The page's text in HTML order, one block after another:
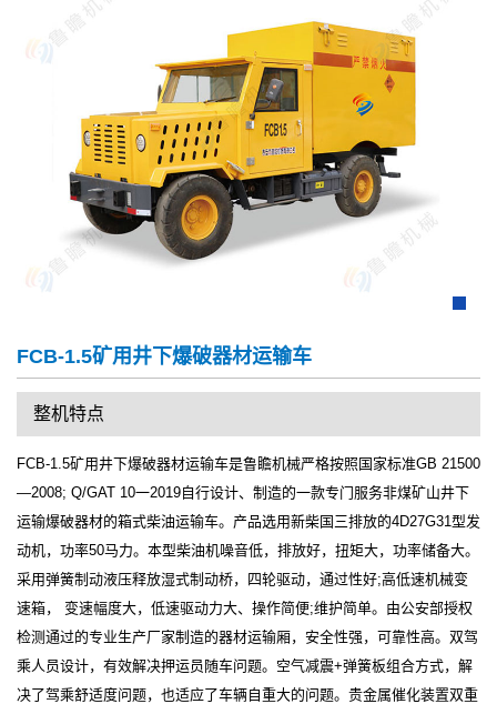
FCB-1.5矿用井下爆破器材运输车
整机特点
FCB-1.5矿用井下爆破器材运输车是鲁瞻机械严格按照国家标准GB 21500
—2008; Q/GAT 10一2019自行设计、制造的一款专门服务非煤矿山井下
运输爆破器材的箱式柴油运输车。产品选用新柴国三排放的4D27G31型发
动机，功率50马力。本型柴油机噪音低，排放好，扭矩大，功率储备大。
采用弹簧制动液压释放湿式制动桥，四轮驱动，通过性好;高低速机械变
速箱， 变速幅度大，低速驱动力大、操作简便;维护简单。由公安部授权
检测通过的专业生产厂家制造的器材运输厢，安全性强，可靠性高。双驾
乘人员设计，有效解决押运员随车问题。空气减震+弹簧板组合方式，解
决了驾乘舒适度问题，也适应了车辆自重大的问题。贵金属催化装置双重